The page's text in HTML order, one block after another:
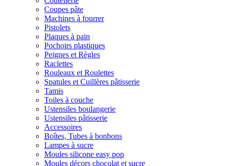
Coupes pâte
Machines à fourrer
Pistolets
Plaques à pain
Pochoirs plastiques
Peignes et Règles
Raclettes
Rouleaux et Roulettes
Spatules et Cuillères pâtisserie
Tamis
Toiles à couche
Ustensiles boulangerie
Ustensiles pâtisserie
Accessoires
Boîtes, Tubes à bonbons
Lampes à sucre
Moules silicone easy pop
Moules décors chocolat et sucre